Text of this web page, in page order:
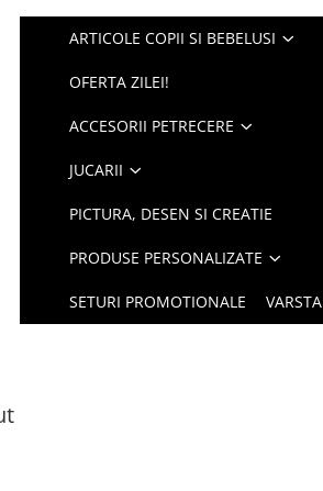
ARTICOLE COPII SI BEBELUSI
OFERTA ZILEI!
ACCESORII PETRECERE
JUCARII
PICTURA, DESEN SI CREATIE
PRODUSE PERSONALIZATE
SETURI PROMOTIONALE VARSTA